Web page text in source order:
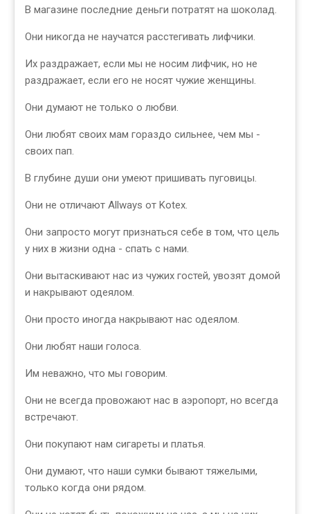
В магазине последние деньги потратят на шоколад.
Они никогда не научатся расстегивать лифчики.
Их раздражает, если мы не носим лифчик, но не
раздражает, если его не носят чужие женщины.
Они думают не только о любви.
Они любят своих мам гораздо сильнее, чем мы -
своих пап.
В глубине души они умеют пришивать пуговицы.
Они не отличают Allways от Kotex.
Они запросто могут признаться себе в том, что цель
у них в жизни одна - спать с нами.
Они вытаскивают нас из чужих гостей, увозят домой
и накрывают одеялом.
Они просто иногда накрывают нас одеялом.
Они любят наши голоса.
Им неважно, что мы говорим.
Они не всегда провожают нас в аэропорт, но всегда
встречают.
Они покупают нам сигареты и платья.
Они думают, что наши сумки бывают тяжелыми,
только когда они рядом.